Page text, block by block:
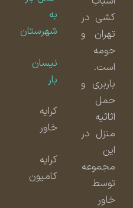
کشی در
تهران و
حومه
است.
باربری و
حمل
اثاثیه
منزل در
مجموعه
توسط
شهرستان
نیسان
کامیون